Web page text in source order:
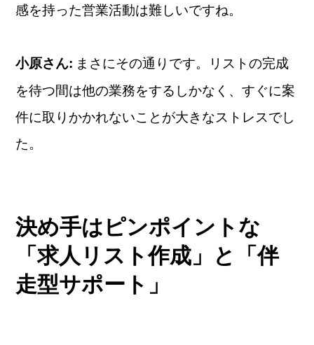
感を持った営業活動は難しいですね。
小原さん: まさにその通りです。リストの完成
を待つ間は他の業務をするしかなく、すぐに案
件に取りかかれないことが大きなストレスでし
た。
決め手はピンポイントな
「求人リスト作成」と「伴
走型サポート」